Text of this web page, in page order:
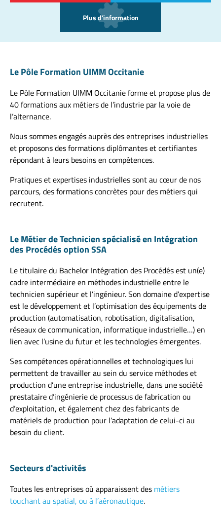
Plus d'information
Le Pôle Formation UIMM Occitanie
Le Pôle Formation UIMM Occitanie forme et propose plus de
40 formations aux métiers de l’industrie par la voie de
l’alternance.
Nous sommes engagés auprès des entreprises industrielles
et proposons des formations diplômantes et certifiantes
répondant à leurs besoins en compétences.
Pratiques et expertises industrielles sont au cœur de nos
parcours, des formations concrètes pour des métiers qui
recrutent.
Le Métier de Technicien spécialisé en Intégration
des Procédés option SSA
Le titulaire du Bachelor Intégration des Procédés est un(e)
cadre intermédiaire en méthodes industrielle entre le
technicien supérieur et l’ingénieur. Son domaine d’expertise
est le développement et l’optimisation des équipements de
production (automatisation, robotisation, digitalisation,
réseaux de communication, informatique industrielle…) en
lien avec l’usine du futur et les technologies émergentes.
Ses compétences opérationnelles et technologiques lui
permettent de travailler au sein du service méthodes et
production d’une entreprise industrielle, dans une société
prestataire d’ingénierie de processus de fabrication ou
d’exploitation, et également chez des fabricants de
matériels de production pour l’adaptation de celui-ci au
besoin du client.
Secteurs d'activités
Toutes les entreprises où apparaissent des métiers
touchant au spatial, ou à l’aéronautique.